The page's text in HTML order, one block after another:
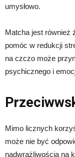
umysłowo.
Matcha jest również
pomóc w redukcji
na czczo może
psychicznego i
Mimo licznych
może nie być
nadwrażliwością na